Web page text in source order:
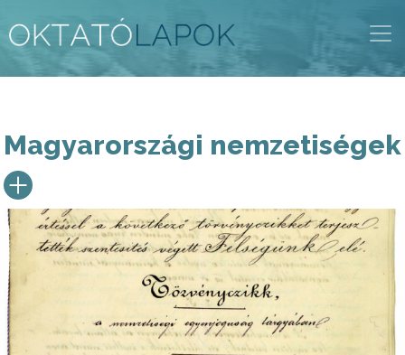
tartalomra
Magyarországi nemzetiségek